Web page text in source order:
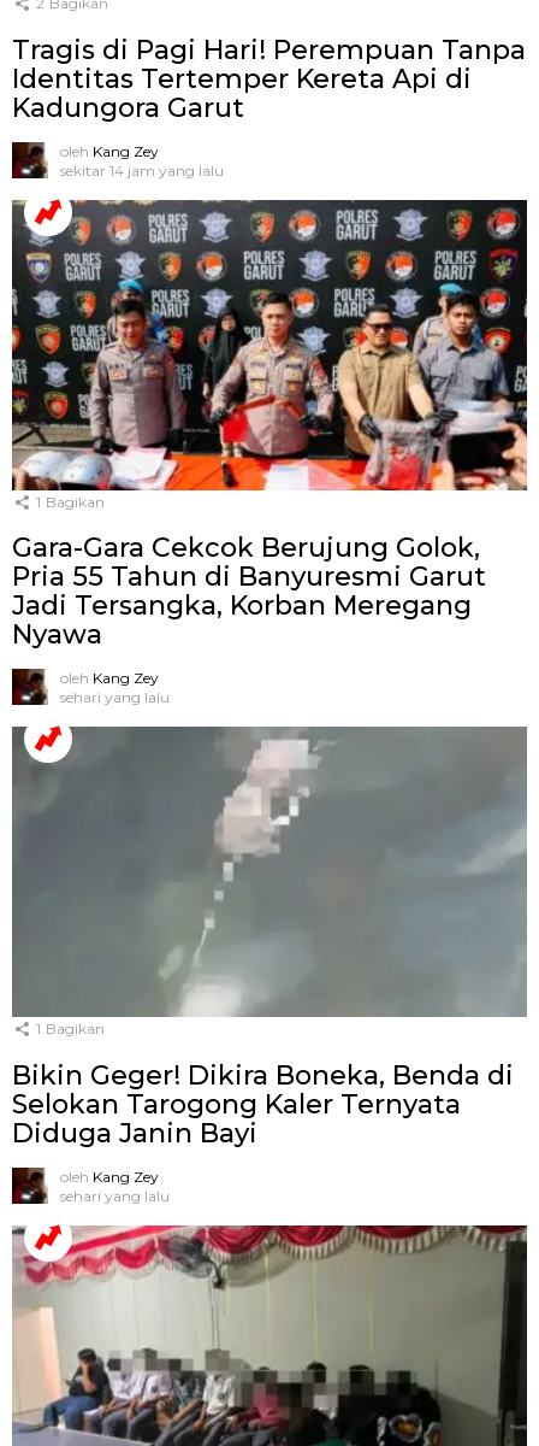
Tragis di Pagi Hari! Perempuan Tanpa
Identitas Tertemper Kereta Api di
Kadungora Garut
oleh Kang Zey
sekitar 14 jam yang lalu
1 Bagikan
Gara-Gara Cekcok Berujung Golok,
Pria 55 Tahun di Banyuresmi Garut
Jadi Tersangka, Korban Meregang
Nyawa
oleh Kang Zey
sehari yang lalu
1 Bagikan
Bikin Geger! Dikira Boneka, Benda di
Selokan Tarogong Kaler Ternyata
Diduga Janin Bayi
oleh Kang Zey
sehari yang lalu